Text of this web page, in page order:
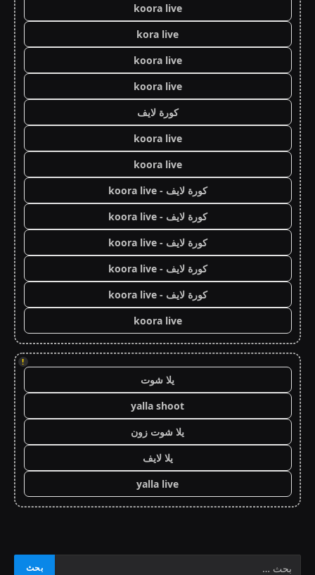
koora live
kora live
koora live
koora live
كورة لايف
koora live
koora live
كورة لايف - koora live
كورة لايف - koora live
كورة لايف - koora live
كورة لايف - koora live
كورة لايف - koora live
koora live
!
يلا شوت
yalla shoot
يلا شوت زون
يلا لايف
yalla live